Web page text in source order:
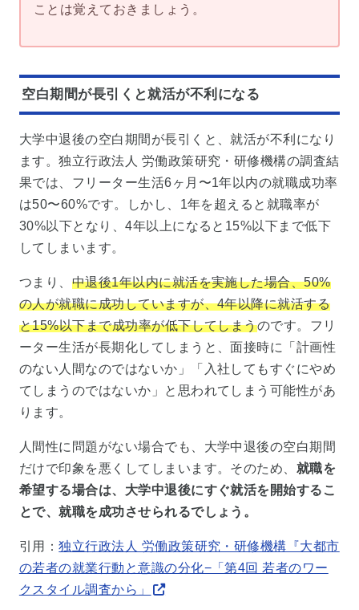
ことは覚えておきましょう。
空白期間が長引くと就活が不利になる
大学中退後の空白期間が長引くと、就活が不利になり
ます。独立行政法人 労働政策研究・研修機構の調査結
果では、フリーター生活6ヶ月〜1年以内の就職成功率
は50〜60%です。しかし、1年を超えると就職率が
30%以下となり、4年以上になると15%以下まで低下
してしまいます。
つまり、 中退後1年以内に就活を実施した場合、50%
の人が就職に成功していますが、4年以降に就活する
と15%以下まで成功率が低下してしまうのです。フリ
ーター生活が長期化してしまうと、面接時に「計画性
のない人間なのではないか」「入社してもすぐにやめ
てしまうのではないか」と思われてしまう可能性があ
ります。
人間性に問題がない場合でも、大学中退後の空白期間
だけで印象を悪くしてしまいます。そのため、 就職を
希望する場合は、大学中退後にすぐ就活を開始するこ
とで、就職を成功させられるでしょう。
引用：独立行政法人 労働政策研究・研修機構『大都市
の若者の就業行動と意識の分化−「第4回 若者のワー
クスタイル調査から」